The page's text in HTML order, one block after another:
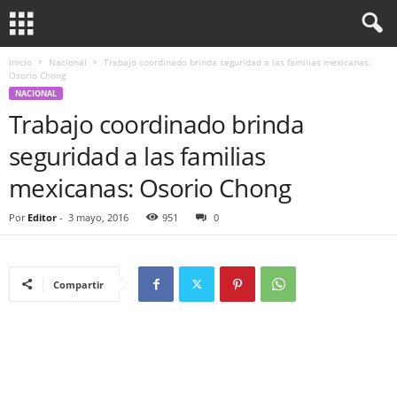
Inicio Nacional
Trabajo coordinado brinda seguridad a las familias mexicanas:
Osorio Chong
NACIONAL
Trabajo coordinado brinda
seguridad a las familias
mexicanas: Osorio Chong
Por Editor - 3 mayo, 2016 951 0
Compartir